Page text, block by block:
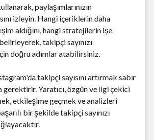
paylaşımlarınızın
izleyin. Hangi içeriklerin daha
aldığını, hangi stratejilerin işe
belirleyerek, takipçi sayınızı
doğru adımlar atabilirsiniz.
takipçi sayısını artırmak sabır
gerektirir. Yaratıcı, özgün ve ilgi çekici
etkileşime geçmek ve analizleri
bir şekilde takipçi sayınızı